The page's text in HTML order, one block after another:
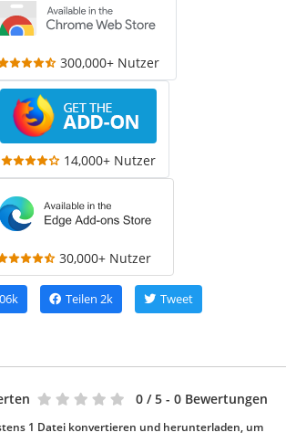
300,000+ Nutzer
14,000+ Nutzer
30,000+ Nutzer
Teilen 2k Tweet
0 / 5 - 0 Bewertungen
1 Datei konvertieren und herunterladen, um